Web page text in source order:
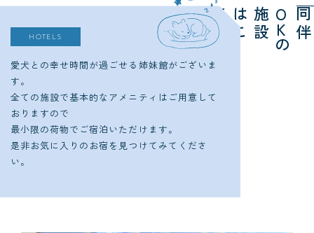
伴
O
K
の
施
設
は
こ
ち
ら
HOTELS
愛犬との幸せ時間が過ごせる姉妹館がございま
す。
全ての施設で基本的なアメニティはご用意して
おりますので
最小限の荷物でご宿泊いただけます。
是非お気に入りのお宿を見つけてみてくださ
い。